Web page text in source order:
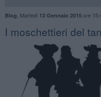
Blog Martedì 13 Gennaio 2015ore
I moschettieri del